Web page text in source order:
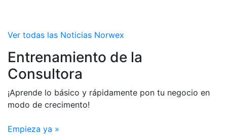
Ver todas las Noticias Norwex
Entrenamiento de la
Consultora
¡Aprende lo básico y rápidamente pon tu negocio en
modo de crecimento!
Empieza ya »